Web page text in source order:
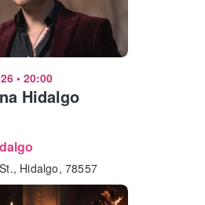
• 20:00
Hidalgo
Hidalgo, 78557